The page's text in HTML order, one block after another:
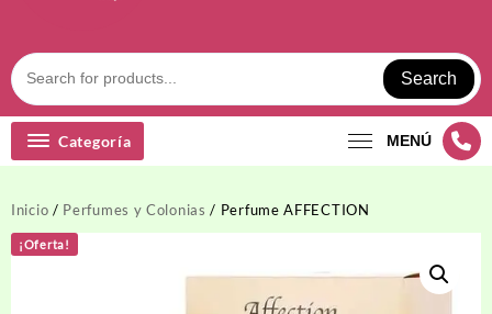
Search
Categoría MENÚ
Inicio / Perfumes y Colonias / Perfume AFFECTION
¡Oferta!